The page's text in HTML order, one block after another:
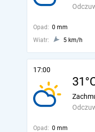
Opad: 0 mm
Wiatr:
5 km/h
17:00
Opad: 0 mm